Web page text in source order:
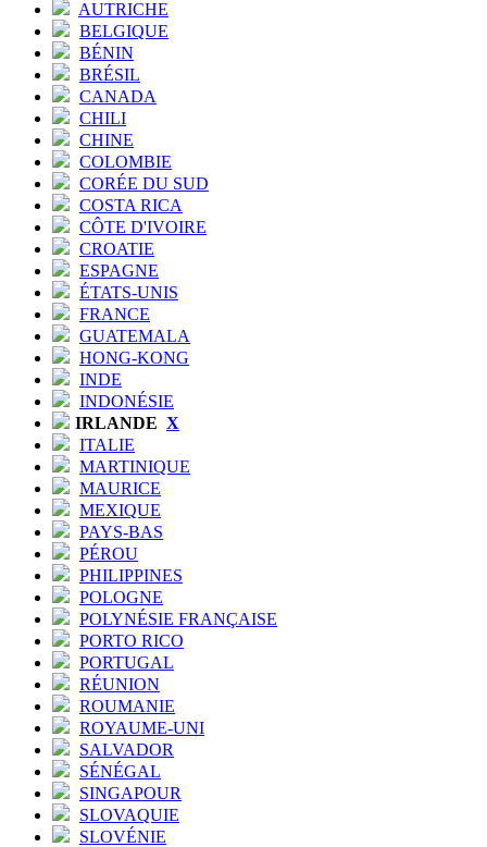
AUTRICHE
BELGIQUE
BÉNIN
BRÉSIL
CANADA
CHILI
CHINE
COLOMBIE
CORÉE DU SUD
COSTA RICA
CÔTE D'IVOIRE
CROATIE
ESPAGNE
ÉTATS-UNIS
FRANCE
GUATEMALA
HONG-KONG
INDE
INDONÉSIE
IRLANDE X
ITALIE
MARTINIQUE
MAURICE
MEXIQUE
PAYS-BAS
PÉROU
PHILIPPINES
POLOGNE
POLYNÉSIE FRANÇAISE
PORTO RICO
PORTUGAL
RÉUNION
ROUMANIE
ROYAUME-UNI
SALVADOR
SÉNÉGAL
SINGAPOUR
SLOVAQUIE
SLOVÉNIE